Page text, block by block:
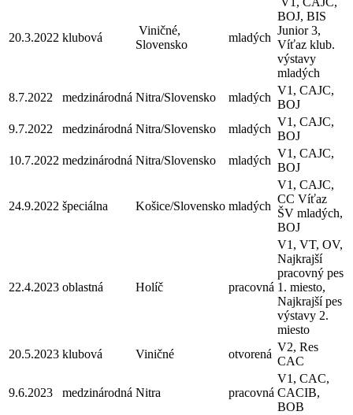
20.3.2022 klubová
Viničné,
Slovensko
mladých
BOJ, BIS
Junior 3,
Víťaz klub.
výstavy
mladých
8.7.2022
medzinárodná Nitra/Slovensko mladých
V1, CAJC,
BOJ
9.7.2022
medzinárodná Nitra/Slovensko mladých
V1, CAJC,
BOJ
10.7.2022 medzinárodná Nitra/Slovensko mladých
V1, CAJC,
BOJ
24.9.2022 špeciálna Košice/Slovensko mladých
V1, CAJC,
CC Víťaz
ŠV mladých,
BOJ
22.4.2023 oblastná Holíč pracovná
V1, VT, OV,
Najkrajší
pracovný pes
1. miesto,
Najkrajší pes
výstavy 2.
miesto
20.5.2023 klubová Viničné otvorená
V2, Res
CAC
9.6.2023 medzinárodná Nitra pracovná
V1, CAC,
CACIB,
BOB